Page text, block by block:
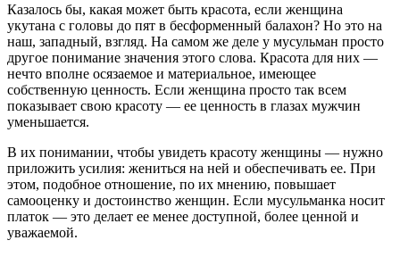
Казалось бы, какая может быть красота, если женщина
укутана с головы до пят в бесформенный балахон? Но это на
наш, западный, взгляд. На самом же деле у мусульман просто
другое понимание значения этого слова. Красота для них —
нечто вполне осязаемое и материальное, имеющее
собственную ценность. Если женщина просто так всем
показывает свою красоту — ее ценность в глазах мужчин
уменьшается.
В их понимании, чтобы увидеть красоту женщины — нужно
приложить усилия: жениться на ней и обеспечивать ее. При
этом, подобное отношение, по их мнению, повышает
самооценку и достоинство женщин. Если мусульманка носит
платок — это делает ее менее доступной, более ценной и
уважаемой.